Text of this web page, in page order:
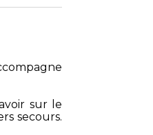
sur le
secours.